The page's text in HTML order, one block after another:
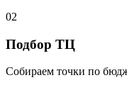
02
Подбор ТЦ
Собираем точки по